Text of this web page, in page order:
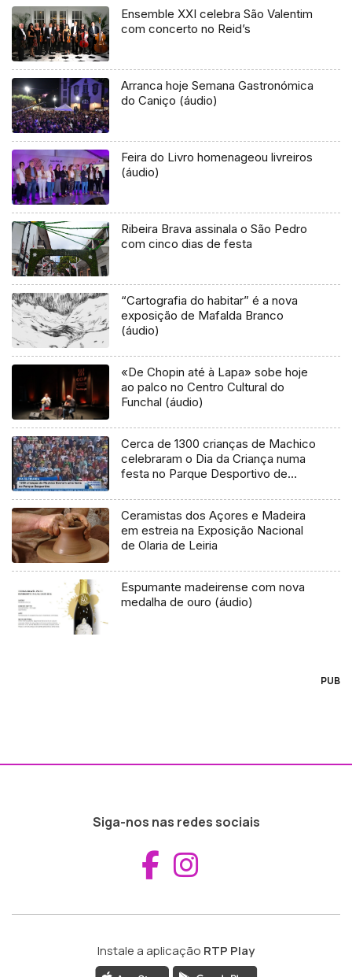
Ensemble XXI celebra São Valentim
com concerto no Reid’s
Arranca hoje Semana Gastronómica
do Caniço (áudio)
Feira do Livro homenageou livreiros
(áudio)
Ribeira Brava assinala o São Pedro
com cinco dias de festa
“Cartografia do habitar” é a nova
exposição de Mafalda Branco
(áudio)
«De Chopin até à Lapa» sobe hoje
ao palco no Centro Cultural do
Funchal (áudio)
Cerca de 1300 crianças de Machico
celebraram o Dia da Criança numa
festa no Parque Desportivo de
Ceramistas dos Açores e Madeira
em estreia na Exposição Nacional
de Olaria de Leiria
Espumante madeirense com nova
medalha de ouro (áudio)
PUB
Siga-nos nas redes sociais
Aceder ao
Instale a aplicação RTP Play